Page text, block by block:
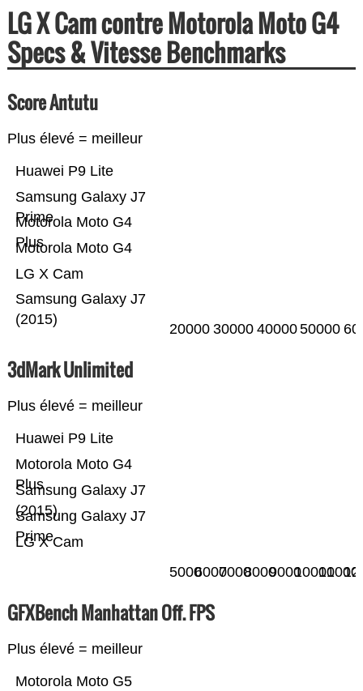
LG X Cam contre Motorola Moto G4
Specs & Vitesse Benchmarks
Score Antutu
Plus élevé = meilleur
Samsung Galaxy J7
(2015)
LG X Cam
Motorola Moto G4
Motorola Moto G4
Plus
Samsung Galaxy J7
Prime
Huawei P9 Lite
20000 30000 4000050000
3dMark Unlimited
Plus élevé = meilleur
LG X Cam
Samsung Galaxy J7
Prime
Samsung Galaxy J7
(2015)
Motorola Moto G4
Plus
Huawei P9 Lite
500060007000800090001000011000
GFXBench Manhattan Off. FPS
Plus élevé = meilleur
Motorola Moto G5